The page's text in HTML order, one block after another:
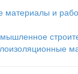
материалы и